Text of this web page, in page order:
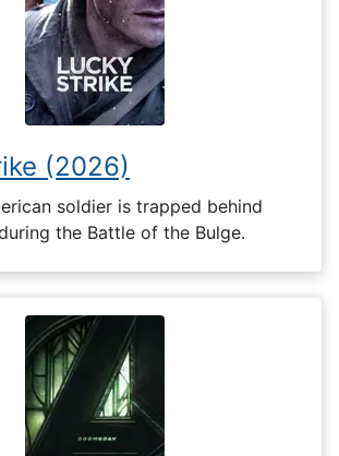
(2026)
soldier is trapped behind
the Battle of the Bulge.